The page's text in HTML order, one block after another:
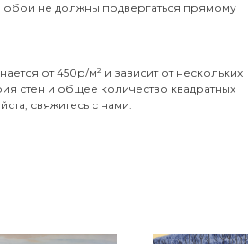
обои не должны подвергаться прямому
от 450р/м² и зависит от нескольких
стен и общее количество квадратных
свяжитесь с нами.